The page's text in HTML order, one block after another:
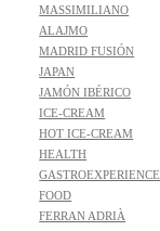
MASSIMILIANO
ALAJMO
MADRID FUSIÓN
JAPAN
JAMÓN IBÉRICO
ICE-CREAM
HOT ICE-CREAM
HEALTH
GASTROEXPERIENCE
FOOD
FERRAN ADRIÀ